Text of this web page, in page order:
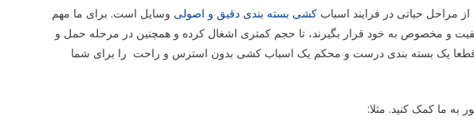
مراحل حیاتی در فرایند اسباب کشی بسته بندی دقیق و اصولی وسایل است. برای ما مهم
و مخصوص به خود قرار بگیرند، تا حجم کمتری اشغال کرده و همچنین در مرحله حمل و
قطعا یک بسته بندی درست و محکم یک اسباب کشی بدون استرس و راحت را برای شما
ما کمک کنید. مثلا: